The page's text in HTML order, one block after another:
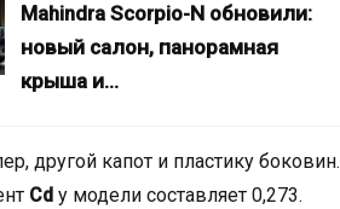
Mahindra Scorpio-N обновили:
новый салон, панорамная
крыша и…
другой капот и пластику боковин.
Cd у модели составляет 0,273.